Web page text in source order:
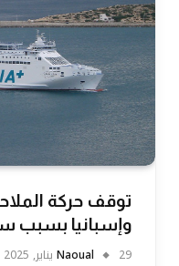
توقف حركة
وإسبانيا بسبب
Naoual 29 يناير, 2025